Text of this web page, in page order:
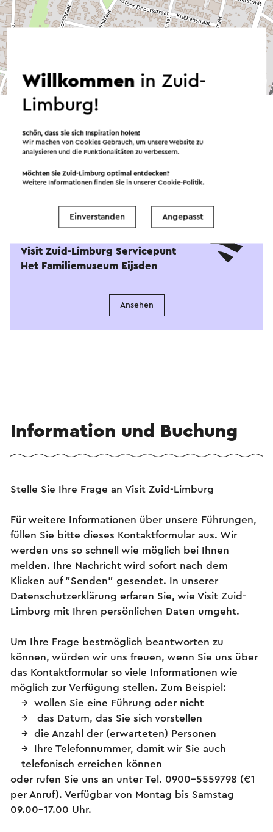
©OpenStreetMap
→ Planen Sie Ihre Route
Angeboten von
Visit Zuid-Limburg Servicepunt
Het Familiemuseum Eijsden
Ansehen
Information und Buchung
Stelle Sie Ihre Frage an Visit Zuid-Limburg
Für weitere Informationen über unsere Führungen,
füllen Sie bitte dieses Kontaktformular aus. Wir
werden uns so schnell wie möglich bei Ihnen
melden. Ihre Nachricht wird sofort nach dem
Klicken auf "Senden" gesendet. In unserer
Datenschutzerklärung erfaren Sie, wie Visit Zuid-
Limburg mit Ihren persönlichen Daten umgeht.
Um Ihre Frage bestmöglich beantworten zu
können, würden wir uns freuen, wenn Sie uns über
das Kontaktformular so viele Informationen wie
möglich zur Verfügung stellen. Zum Beispiel:
wollen Sie eine Führung oder nicht
das Datum, das Sie sich vorstellen
die Anzahl der (erwarteten) Personen
Ihre Telefonnummer, damit wir Sie auch
telefonisch erreichen können
oder rufen Sie uns an unter Tel. 0900-5559798 (€1
per Anruf). Verfügbar von Montag bis Samstag
09.00-17.00 Uhr.
Willkommen in Zuid-
Limburg!
Schön, dass Sie sich Inspiration holen!
Wir machen von Cookies Gebrauch, um unsere Website zu
analysieren und die Funktionalitäten zu verbessern.
Möchten Sie Zuid-Limburg optimal entdecken?
Weitere Informationen finden Sie in unsererCookie-Politik.
Einverstanden Angepasst